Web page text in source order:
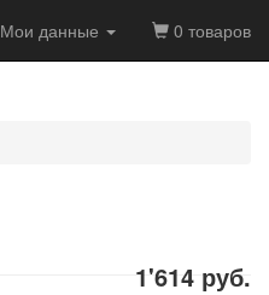
Мои данные 0 товаров
1'614 руб.